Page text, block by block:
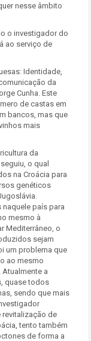
nesse âmbito
o investigador do
ao serviço de
Identidade,
da
Cunha. Este
de castas em
bancos, mas que
mais
da
o qual
na Croácia para
genéticos
país para
mesmo à
Mediterrâneo, o
sejam
um problema que
ao mesmo
a
quase todos
sendo que mais
de
tento também
de forma a